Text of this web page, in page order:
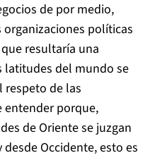
de por medio,
políticas
resultaría una
latitudes del mundo se
respeto de las
entender porque,
de Oriente se juzgan
Occidente, esto es